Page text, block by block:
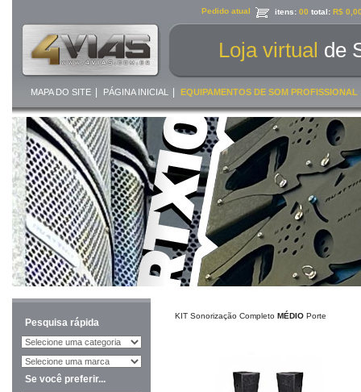
Pedido atual itens: 00 total: R$
Loja virtual de
MAPA DO SITE PÁGINA INICIAL EQUIPAMENTOS DE SOM PROFISSIONAL
Pesquisa rápida
Se você preferir...
KIT Sonorização Completo MÉDIO Porte